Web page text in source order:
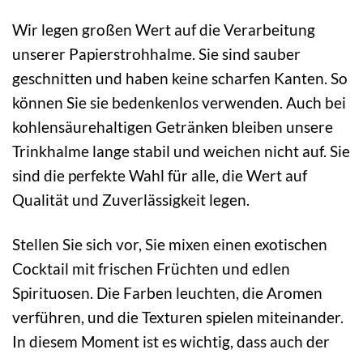
Wir legen großen Wert auf die Verarbeitung
unserer Papierstrohhalme. Sie sind sauber
geschnitten und haben keine scharfen Kanten. So
können Sie sie bedenkenlos verwenden. Auch bei
kohlensäurehaltigen Getränken bleiben unsere
Trinkhalme lange stabil und weichen nicht auf. Sie
sind die perfekte Wahl für alle, die Wert auf
Qualität und Zuverlässigkeit legen.
Stellen Sie sich vor, Sie mixen einen exotischen
Cocktail mit frischen Früchten und edlen
Spirituosen. Die Farben leuchten, die Aromen
verführen, und die Texturen spielen miteinander.
In diesem Moment ist es wichtig, dass auch der